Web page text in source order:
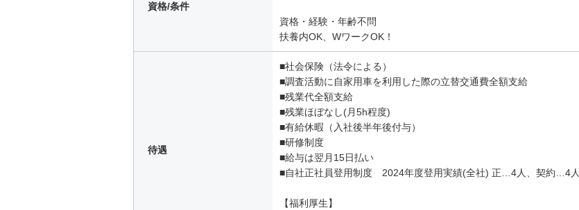
資格/条件
資格・経験・年齢不問
扶養内OK、WワークOK！
待遇
■社会保険（法令による）
■調査活動に自家用車を利用した際の立替交通費全額支給
■残業代全額支給
■残業ほぼなし(月5h程度)
■有給休暇（入社後半年後付与）
■研修制度
■給与は翌月15日払い
■自社正社員登用制度 2024年度登用実績(全社) 正…4人、契約…4人
【福利厚生】